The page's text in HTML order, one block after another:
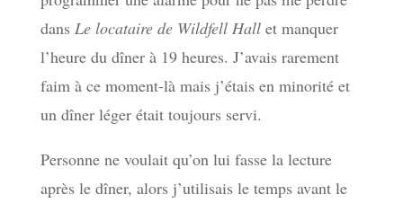
dans Le locataire de Wildfell Hallet manquer
l’heure du dîner à 19 heures. J’avais rarement
faim à ce moment-là mais j’étais en minorité et
un dîner léger était toujours servi.
Personne ne voulait qu’on lui fasse la lecture
après le dîner, alors j’utilisais le temps avant le